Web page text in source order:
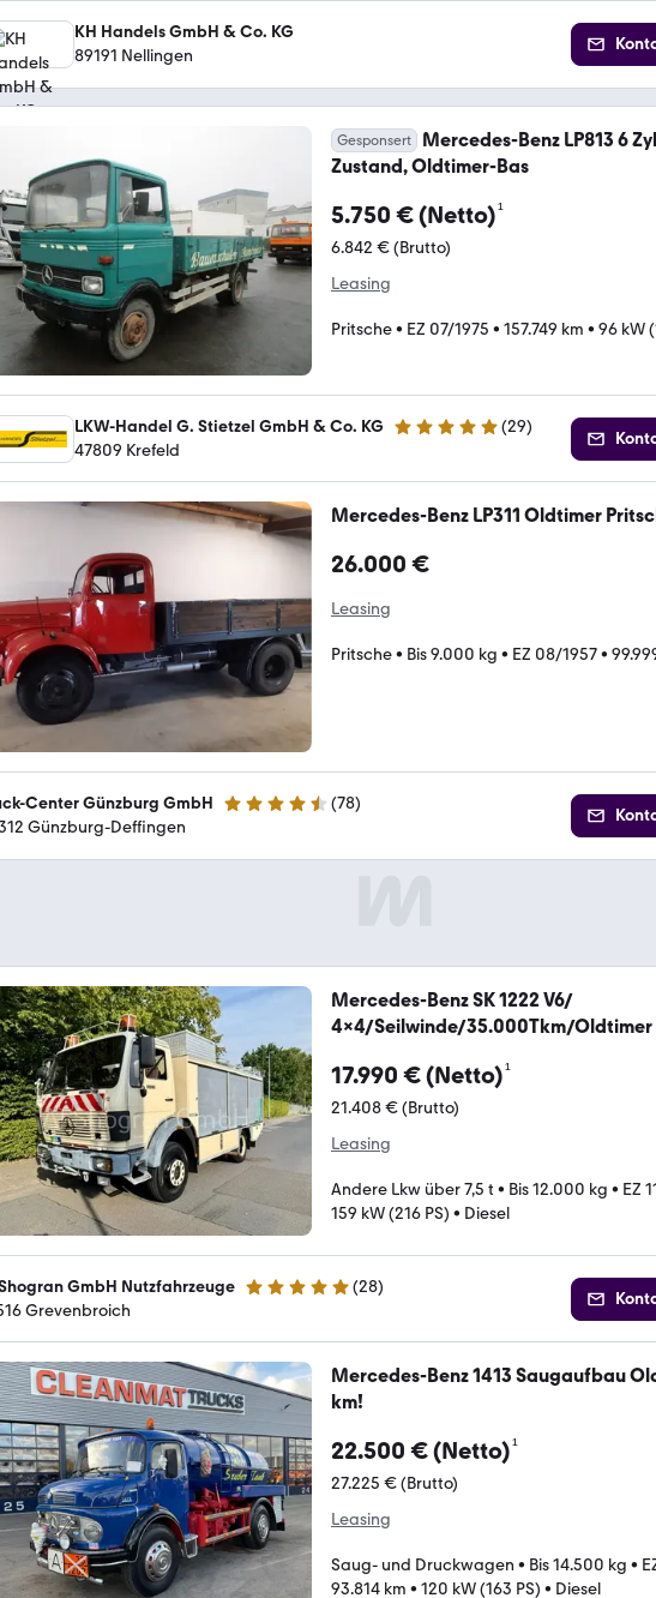
KH Handels GmbH & Co. KG
89191 Nellingen
Gesponsert
Mercedes-Benz LP813 6
Zustand, Oldtimer-Bas
5.750 € (Netto)¹
6.842 € (Brutto)
Leasing
Pritsche• EZ 07/1975 • 157.749 km • 96 kW
LKW-Handel G. Stietzel GmbH & Co. KG 5 Sterne (29)
47809 Krefeld
Mercedes-Benz LP311 Oldtimer
26.000 €
Leasing
Pritsche• Bis 9.000 kg • EZ 08/1957•
Center Günzburg GmbH 4.7 Sterne (78)
Günzburg-Deffingen
Mercedes-Benz SK 1222 V6/
4x4/Seilwinde/35.000Tkm/Oldtimer
17.990 € (Netto)¹
21.408 € (Brutto)
Leasing
Andere Lkw über 7,5 t • Bis 12.000 kg • EZ
159 kW (216 PS) • Diesel
GmbH Nutzfahrzeuge 5 Sterne (28)
Grevenbroich
Mercedes-Benz 1413 Saugaufbau
km!
22.500 € (Netto)¹
27.225 € (Brutto)
Leasing
Saug- und Druckwagen • Bis 14.500 kg •
93.814 km • 120 kW (163 PS) • Diesel